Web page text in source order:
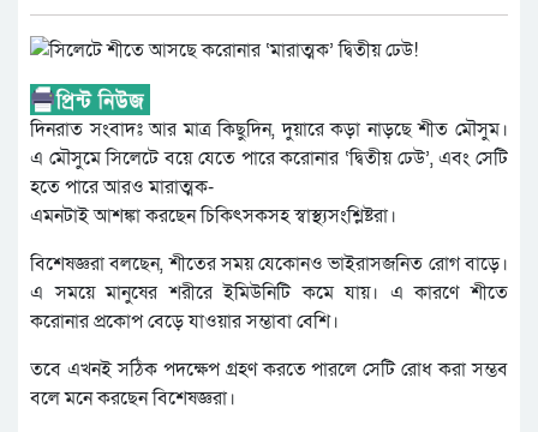
দিনরাত সংবাদঃ আর মাত্র কিছুদিন, দুয়ারে কড়া নাড়ছে শীত মৌসুম।
এ মৌসুমে সিলেটে বয়ে যেতে পারে করোনার ‘দ্বিতীয় ঢেউ’, এবং সেটি
হতে পারে আরও মারাত্মক-
এমনটাই আশঙ্কা করছেন চিকিৎসকসহ স্বাস্থ্যসংশ্লিষ্টরা।
বিশেষজ্ঞরা বলছেন, শীতের সময় যেকোনও ভাইরাসজনিত রোগ বাড়ে।
এ সময়ে মানুষের শরীরে ইমিউনিটি কমে যায়। এ কারণে শীতে
করোনার প্রকোপ বেড়ে যাওয়ার সম্ভাবা বেশি।
তবে এখনই সঠিক পদক্ষেপ গ্রহণ করতে পারলে সেটি রোধ করা সম্ভব
বলে মনে করছেন বিশেষজ্ঞরা।